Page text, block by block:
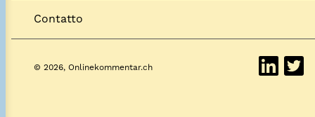
Contatto
© 2026, Onlinekommentar.ch